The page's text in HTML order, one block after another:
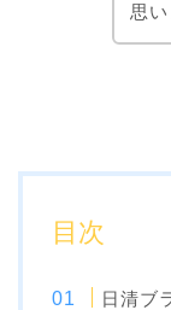
思い
目次
日清ブ